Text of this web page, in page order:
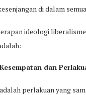
di dalam
ideologi
dan
perlakuan yang